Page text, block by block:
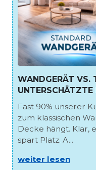
WANDGERÄT VS.
Fast 90% unserer
zum klassischen
Decke hängt. Klar,
spart Platz. A...
weiter lesen